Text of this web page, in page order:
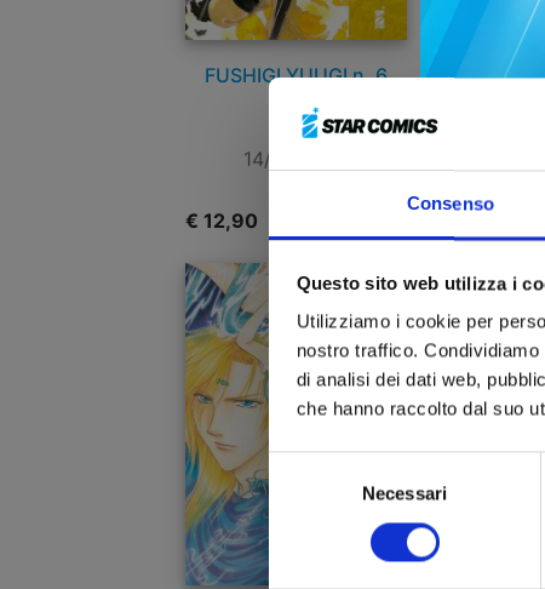
Consenso
Questo sito web utilizza i
Utilizziamo i cookie per
nostro traffico.
di analisi dei dati web,
che hanno raccolto dal suo
del
consenso
Necessari
FUSHIGI YUUGI n. 6
14/07/2026
€ 12,90